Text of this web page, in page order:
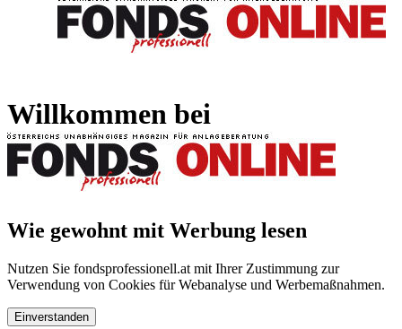
Willkommen bei
Wie gewohnt mit Werbung lesen
Nutzen Sie fondsprofessionell.at mit Ihrer Zustimmung zur
Verwendung von Cookies für Webanalyse und Werbemaßnahmen.
Einverstanden